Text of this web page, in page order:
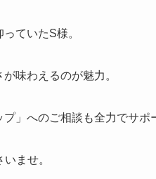
ていたS様。
味わえるのが魅力。
」へのご相談も全力でサポ
ませ。